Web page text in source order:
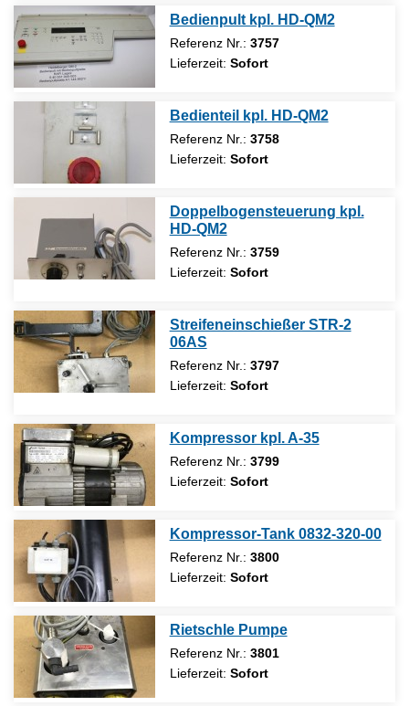
Bedienpult kpl. HD-QM2
Referenz Nr.: 3757
Lieferzeit: Sofort
Bedienteil kpl. HD-QM2
Referenz Nr.: 3758
Lieferzeit: Sofort
Doppelbogensteuerung kpl.
HD-QM2
Referenz Nr.: 3759
Lieferzeit: Sofort
Streifeneinschießer STR-2
06AS
Referenz Nr.: 3797
Lieferzeit: Sofort
Kompressor kpl. A-35
Referenz Nr.: 3799
Lieferzeit: Sofort
Kompressor-Tank 0832-320-00
Referenz Nr.: 3800
Lieferzeit: Sofort
Rietschle Pumpe
Referenz Nr.: 3801
Lieferzeit: Sofort